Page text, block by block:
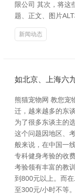
限公司 其次，将这
题、正文、图片
新闻动态
如北京、上海六
熊猫宠物网 教您宠
迁，越来越多的东
为了很多东谈主的
这个问题因地区、
般来说，在中国一
专科健身考验的收
考验领有丰富的教
到800元以上。而
至300元/小时不等